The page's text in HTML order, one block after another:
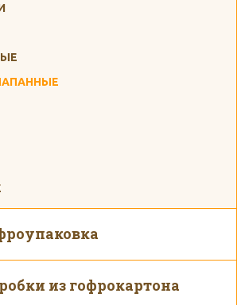
из гофрокартона